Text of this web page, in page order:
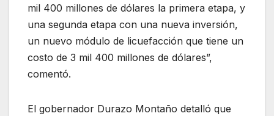
mil 400 millones de dólares la primera etapa, y
una segunda etapa con una nueva inversión,
un nuevo módulo de licuefacción que tiene un
costo de 3 mil 400 millones de dólares”,
comentó.
El gobernador Durazo Montaño detalló que